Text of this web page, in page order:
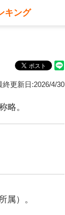
キング
終更新日:2026/4/30
略。
属）。